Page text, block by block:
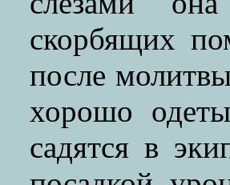
скорбящих
после
хорошо
садятся в